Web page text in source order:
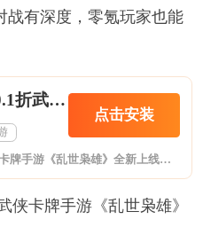
战有深度，零氪玩家也能
乱世枭雄0.1折武林群侠传
点击安装
0.1折纯正武侠卡牌手游《乱世枭雄》全新上线！登录送终极神话侠客，每日免费648代金，江湖之路再送38888代金，武林豪侠、宗师每日免费领，1000连抽20万元宝闯关全白送！群侠结义共闯江湖，数百位知名江湖侠客悉数登场，激活缘分飙升战力，百余种精妙武学相生相克，神兵利器相辅相成，群侠对决快意恩仇，仿佛置身于一个真实的武侠世界！集天下绝学，习成名绝技，一统武林，傲视群雄!
侠卡牌手游《乱世枭雄》